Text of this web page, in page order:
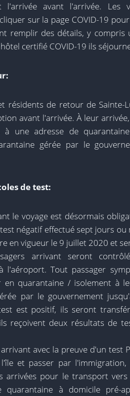
l'arrivée avant l'arrivée. Les
sur la page COVID-19
remplir des détails, y compris
certifié COVID-19 ils
résidents de retour de Sainte-
avant l'arrivée. À leur
une adresse de
gérée par le
de test:
le voyage est désormais
négatif effectué sept jours ou
en vigueur le 9 juillet 2020 et
arrivant seront
l'aéroport. Tout passager
en quarantaine / isolement à
par le gouvernement
est positif, ils seront
reçoivent deux résultats de
avec la preuve d'un test
et passer par l'immigration,
arrivées pour le transport
quarantaine à domicile pré-